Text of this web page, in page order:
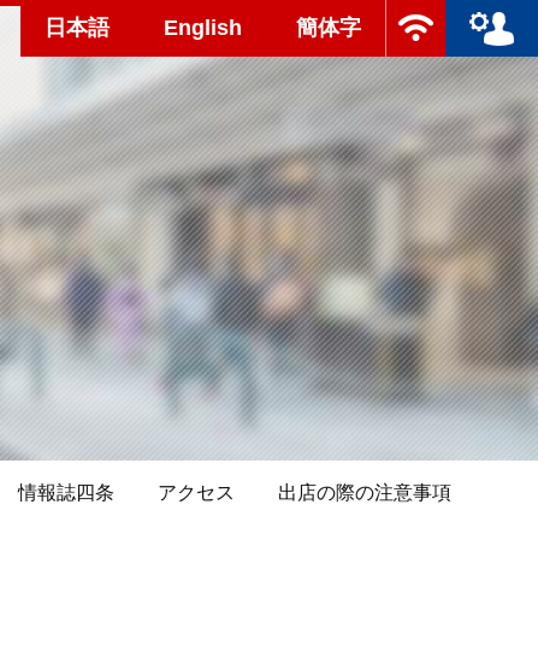
日本語 English 簡体字
情報誌四条 アクセス 出店の際の注意事項